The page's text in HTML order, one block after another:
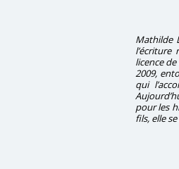
Mathilde
l’écriture
licence
2009,
qui
pour les
fils, elle